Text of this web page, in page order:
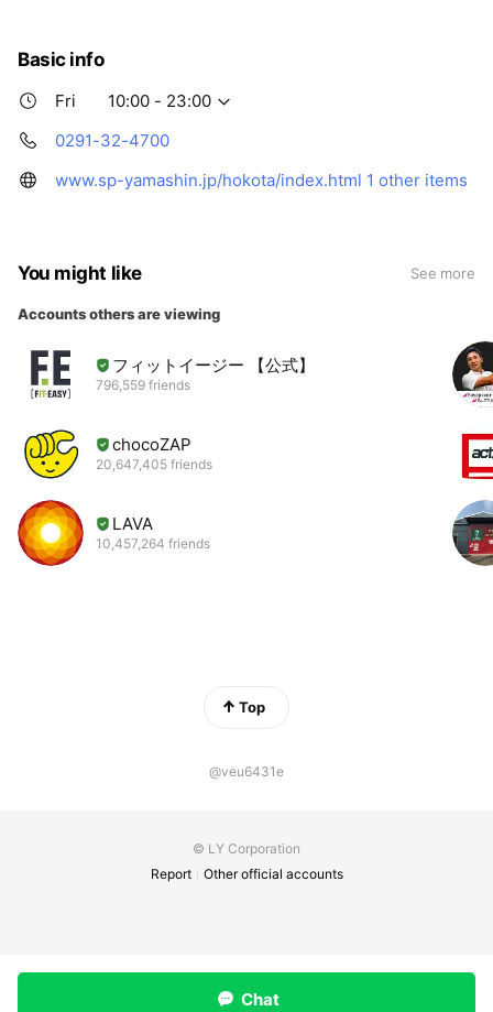
Basic info
Fri
10:00 - 23:00
0291-32-4700
www.sp-yamashin.jp/hokota/index.html 1 other items
You might like See more
Accounts others are viewing
フィットイージー 【公式】
796,559 friends
chocoZAP
20,647,405 friends
LAVA
10,457,264 friends
Top
@veu6431e
© LY Corporation
Report
Other official accounts
Chat